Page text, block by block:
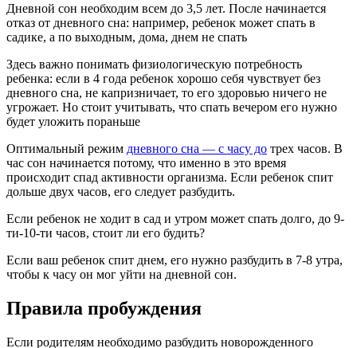
Дневной сон необходим всем до 3,5 лет. После начинается
отказ от дневного сна: например, ребенок может спать в
садике, а по выходным, дома, днем не спать
Здесь важно понимать физиологическую потребность
ребенка: если в 4 года ребенок хорошо себя чувствует без
дневного сна, не капризничает, то его здоровью ничего не
угрожает. Но стоит учитывать, что спать вечером его нужно
будет уложить пораньше
Оптимальный режим дневного сна — с часу до трех часов. В
час сон начинается потому, что именно в это время
происходит спад активности организма. Если ребенок спит
дольше двух часов, его следует разбудить.
Если ребенок не ходит в сад и утром может спать долго, до 9-
ти-10-ти часов, стоит ли его будить?
Если ваш ребенок спит днем, его нужно разбудить в 7-8 утра,
чтобы к часу он мог уйти на дневной сон.
Правила пробуждения
Если родителям необходимо разбудить новорожденного